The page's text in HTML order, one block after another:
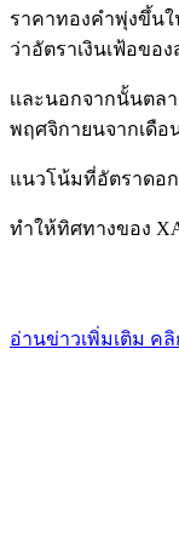
ราคาทองคำพุ่งขึ้น
ว่าอัตราเงินเฟ้อขอ
เเละนอกจากนั้นตล
พฤศจิกายนจากเดื
แนวโน้มที่อัตราดอ
ทำให้ทิศทางของ
อ่านข่าวเพิ่มเติม ค